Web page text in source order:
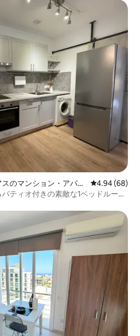
のマンション・アパー
レビュー68件
4.94 (68)
ティオ付きの素敵な1ベッドルーム